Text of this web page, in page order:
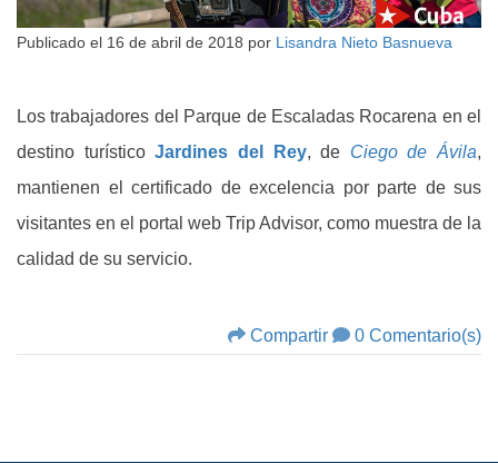
Publicado el 16 de abril de 2018 por Lisandra Nieto Basnueva
Los trabajadores del Parque de Escaladas Rocarena en el
destino turísticoJardines del Rey, de Ciego de Ávila,
mantienen el certificado de excelencia por parte de sus
visitantes en el portal web Trip Advisor, como muestra de la
calidad de su servicio.
Compartir 0 Comentario(s)